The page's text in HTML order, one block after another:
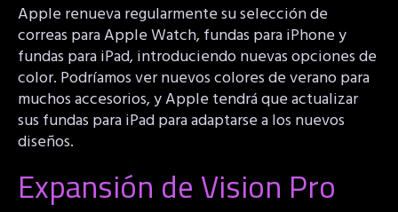
Apple renueva regularmente su selección de
correas para Apple Watch, fundas para iPhone y
fundas para iPad, introduciendo nuevas opciones de
color. Podríamos ver nuevos colores de verano para
muchos accesorios, y Apple tendrá que actualizar
sus fundas para iPad para adaptarse a los nuevos
diseños.
Expansión de Vision Pro